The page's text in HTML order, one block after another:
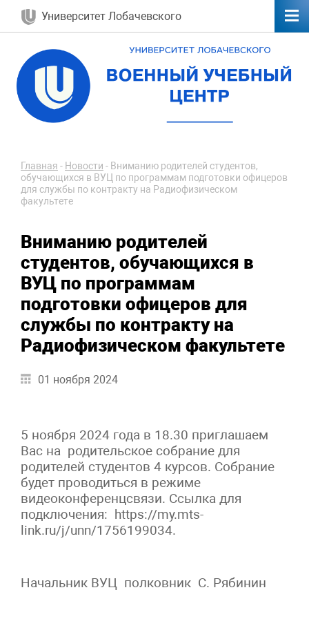
Университет Лобачевского
Главная - Новости - Вниманию родителей студентов,
обучающихся в ВУЦ по программам подготовки офицеров
для службы по контракту на Радиофизическом
факультете
Вниманию родителей
студентов, обучающихся в
ВУЦ по программам
подготовки офицеров для
службы по контракту на
Радиофизическом факультете
01 ноября 2024
5 ноября 2024 года в 18.30 приглашаем
Вас на родительское собрание для
родителей студентов 4 курсов. Собрание
будет проводиться в режиме
видеоконференцсвязи. Ссылка для
подключения: https://my.mts-
link.ru/j/unn/1756199034.
Начальник ВУЦ полковник С. Рябинин